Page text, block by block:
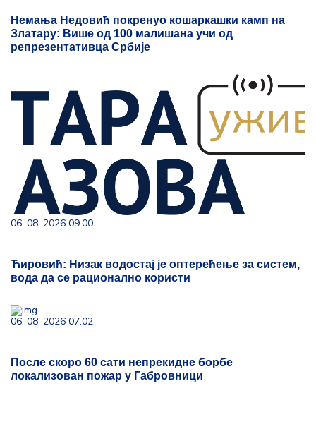
Немања Недовић покренуо кошаркашки камп на
Златару: Више од 100 малишана учи од
репрезентативца Србије
06. 08. 2026 09:00
Ћировић: Низак водостај је оптерећење за систем,
вода да се рационално користи
06. 08. 2026 07:02
После скоро 60 сати непрекидне борбе
локализован пожар у Габровници